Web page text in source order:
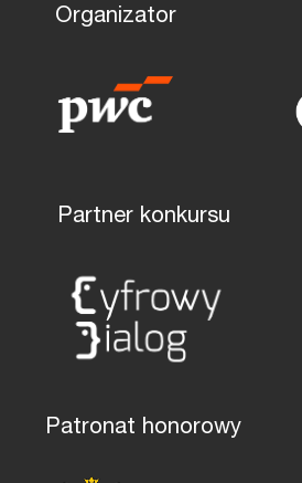
Organizator
Partner konkursu
Patronat honorowy